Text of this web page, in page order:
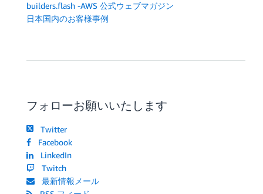
builders.flash -AWS 公式ウェブマガジン
日本国内のお客様事例
フォローお願いいたします
Twitter
Facebook
LinkedIn
Twitch
最新情報メール